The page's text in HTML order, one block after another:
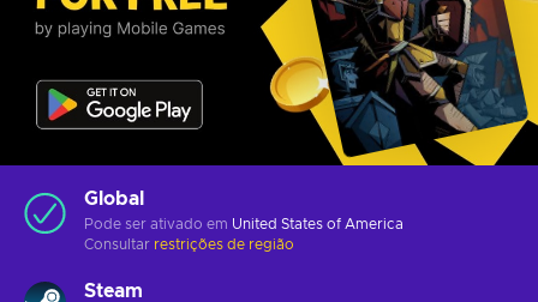
Global
Pode ser ativado em United States of America
Consultar restrições de região
Steam